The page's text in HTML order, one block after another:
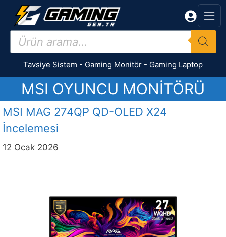
İçeriğe
Products
search
Tavsiye Sistem - Gaming Monitör - Gaming Laptop
MSI OYUNCU MONITÖRÜ
MSI MAG 274QP QD-OLED X24
İncelemesi
12 Ocak 2026